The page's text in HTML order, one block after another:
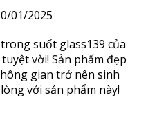
01/2025
suốt glass139 của
vời! Sản phẩm đẹp
gian trở nên sinh
với sản phẩm này!